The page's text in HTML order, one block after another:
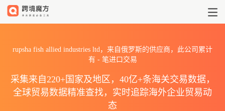
rupsha fish allied industries ltd，来自俄罗斯的供应商，此公司累计
有 -笔进口交易
采集来自220+国家及地区，40亿+条海关交易数据，
全球贸易数据精准查找，实时追踪海外企业贸易动
态